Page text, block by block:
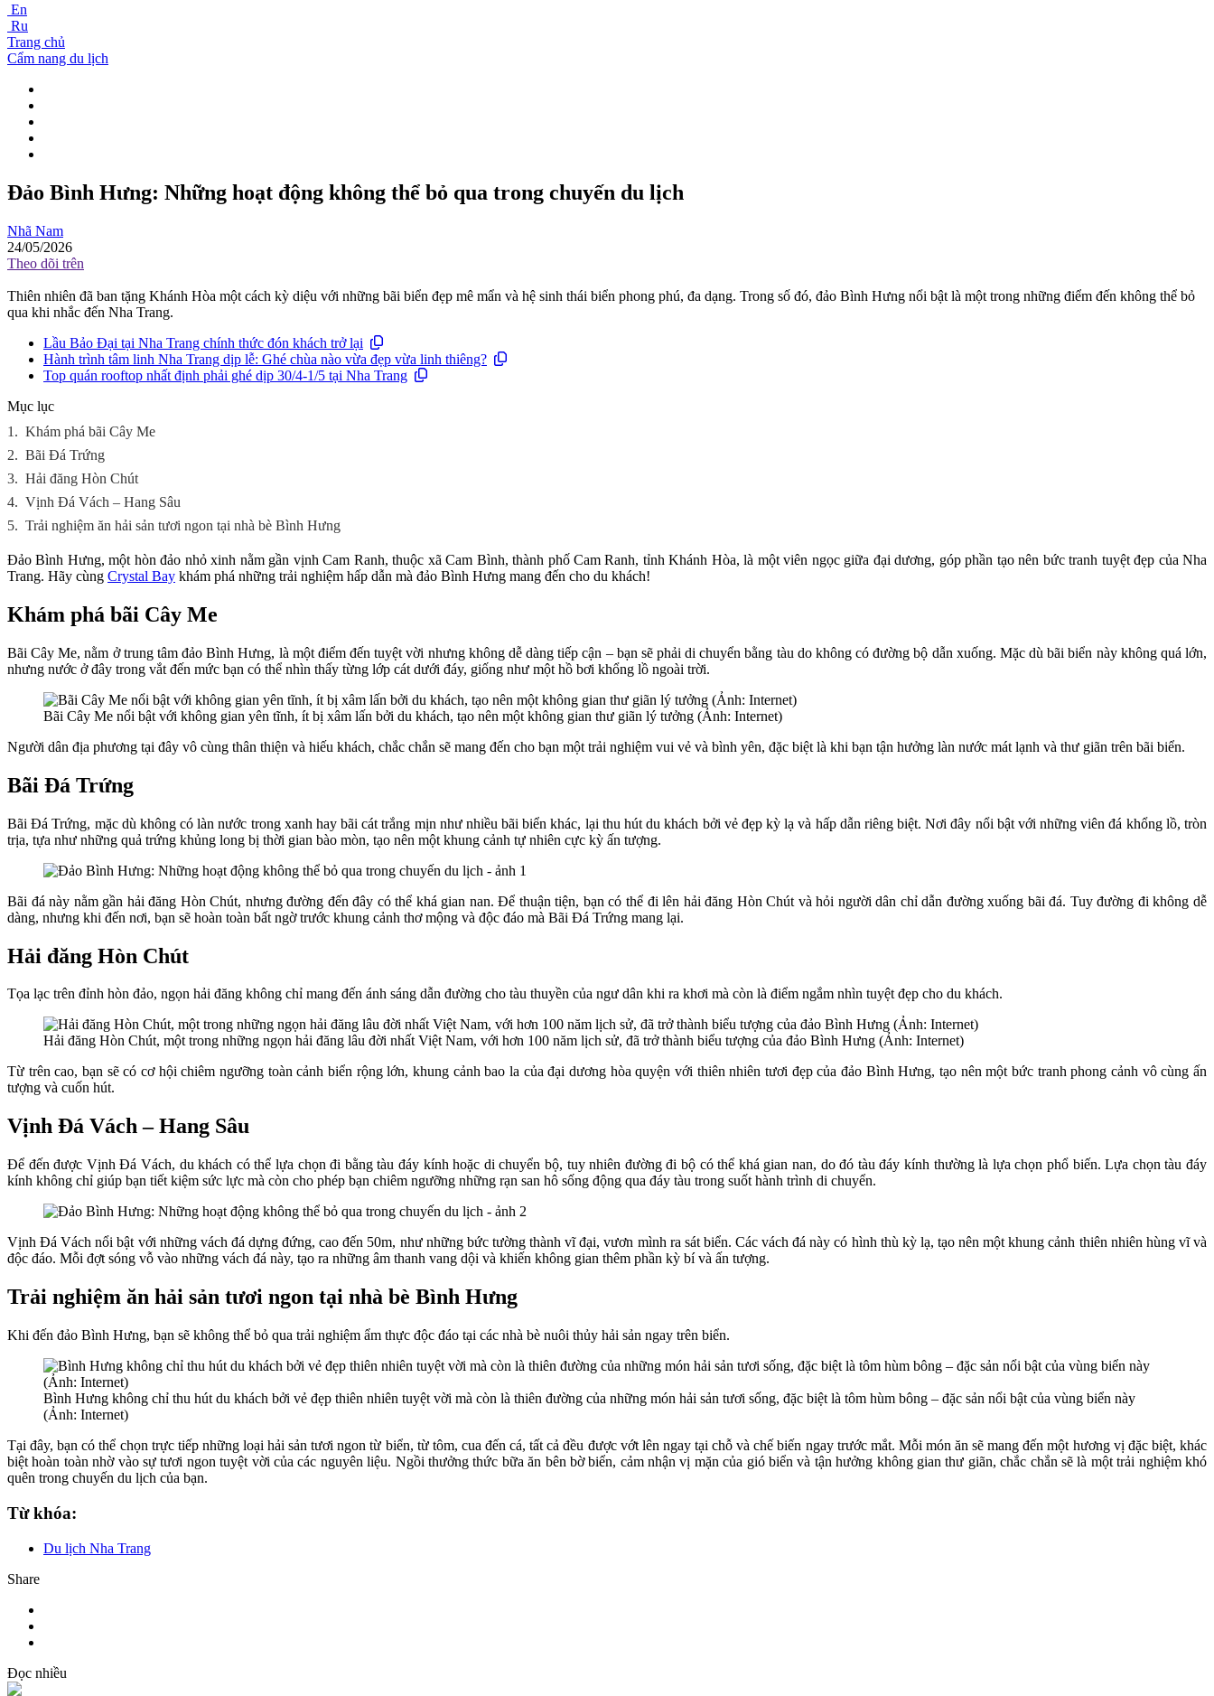
En
Ru
Trang chủ
Cẩm nang du lịch
Đảo Bình Hưng: Những hoạt động không thể bỏ qua trong chuyến du lịch
Nhã Nam
24/05/2026
Theo dõi trên
Thiên nhiên đã ban tặng Khánh Hòa một cách kỳ diệu với những bãi biển đẹp mê mẩn và hệ sinh thái biển phong phú, đa dạng. Trong số đó, đảo Bình Hưng nổi bật là một trong những điểm đến không thể bỏ
qua khi nhắc đến Nha Trang.
Lầu Bảo Đại tại Nha Trang chính thức đón khách trở lại
Hành trình tâm linh Nha Trang dịp lễ: Ghé chùa nào vừa đẹp vừa linh thiêng?
Top quán rooftop nhất định phải ghé dịp 30/4-1/5 tại Nha Trang
Mục lục
1. Khám phá bãi Cây Me
2. Bãi Đá Trứng
3. Hải đăng Hòn Chút
4. Vịnh Đá Vách – Hang Sâu
5. Trải nghiệm ăn hải sản tươi ngon tại nhà bè Bình Hưng
Đảo Bình Hưng, một hòn đảo nhỏ xinh nằm gần vịnh Cam Ranh, thuộc xã Cam Bình, thành phố Cam Ranh, tỉnh Khánh Hòa, là một viên ngọc giữa đại dương, góp phần tạo nên bức tranh tuyệt đẹp của Nha
Trang. Hãy cùng Crystal Bay khám phá những trải nghiệm hấp dẫn mà đảo Bình Hưng mang đến cho du khách!
Khám phá bãi Cây Me
Bãi Cây Me, nằm ở trung tâm đảo Bình Hưng, là một điểm đến tuyệt vời nhưng không dễ dàng tiếp cận – bạn sẽ phải di chuyển bằng tàu do không có đường bộ dẫn xuống. Mặc dù bãi biển này không quá lớn,
nhưng nước ở đây trong vắt đến mức bạn có thể nhìn thấy từng lớp cát dưới đáy, giống như một hồ bơi khổng lồ ngoài trời.
Bãi Cây Me nổi bật với không gian yên tĩnh, ít bị xâm lấn bởi du khách, tạo nên một không gian thư giãn lý tưởng (Ảnh: Internet)
Người dân địa phương tại đây vô cùng thân thiện và hiếu khách, chắc chắn sẽ mang đến cho bạn một trải nghiệm vui vẻ và bình yên, đặc biệt là khi bạn tận hưởng làn nước mát lạnh và thư giãn trên bãi biển.
Bãi Đá Trứng
Bãi Đá Trứng, mặc dù không có làn nước trong xanh hay bãi cát trắng mịn như nhiều bãi biển khác, lại thu hút du khách bởi vẻ đẹp kỳ lạ và hấp dẫn riêng biệt. Nơi đây nổi bật với những viên đá khổng lồ, tròn
trịa, tựa như những quả trứng khủng long bị thời gian bào mòn, tạo nên một khung cảnh tự nhiên cực kỳ ấn tượng.
Bãi đá này nằm gần hải đăng Hòn Chút, nhưng đường đến đây có thể khá gian nan. Để thuận tiện, bạn có thể đi lên hải đăng Hòn Chút và hỏi người dân chỉ dẫn đường xuống bãi đá. Tuy đường đi không dễ
dàng, nhưng khi đến nơi, bạn sẽ hoàn toàn bất ngờ trước khung cảnh thơ mộng và độc đáo mà Bãi Đá Trứng mang lại.
Hải đăng Hòn Chút
Tọa lạc trên đỉnh hòn đảo, ngọn hải đăng không chỉ mang đến ánh sáng dẫn đường cho tàu thuyền của ngư dân khi ra khơi mà còn là điểm ngắm nhìn tuyệt đẹp cho du khách.
Hải đăng Hòn Chút, một trong những ngọn hải đăng lâu đời nhất Việt Nam, với hơn 100 năm lịch sử, đã trở thành biểu tượng của đảo Bình Hưng (Ảnh: Internet)
Từ trên cao, bạn sẽ có cơ hội chiêm ngưỡng toàn cảnh biển rộng lớn, khung cảnh bao la của đại dương hòa quyện với thiên nhiên tươi đẹp của đảo Bình Hưng, tạo nên một bức tranh phong cảnh vô cùng ấn
tượng và cuốn hút.
Vịnh Đá Vách – Hang Sâu
Để đến được Vịnh Đá Vách, du khách có thể lựa chọn đi bằng tàu đáy kính hoặc di chuyển bộ, tuy nhiên đường đi bộ có thể khá gian nan, do đó tàu đáy kính thường là lựa chọn phổ biến. Lựa chọn tàu đáy
kính không chỉ giúp bạn tiết kiệm sức lực mà còn cho phép bạn chiêm ngưỡng những rạn san hô sống động qua đáy tàu trong suốt hành trình di chuyển.
Vịnh Đá Vách nổi bật với những vách đá dựng đứng, cao đến 50m, như những bức tường thành vĩ đại, vươn mình ra sát biển. Các vách đá này có hình thù kỳ lạ, tạo nên một khung cảnh thiên nhiên hùng vĩ và
độc đáo. Mỗi đợt sóng vỗ vào những vách đá này, tạo ra những âm thanh vang dội và khiến không gian thêm phần kỳ bí và ấn tượng.
Trải nghiệm ăn hải sản tươi ngon tại nhà bè Bình Hưng
Khi đến đảo Bình Hưng, bạn sẽ không thể bỏ qua trải nghiệm ẩm thực độc đáo tại các nhà bè nuôi thủy hải sản ngay trên biển.
Bình Hưng không chỉ thu hút du khách bởi vẻ đẹp thiên nhiên tuyệt vời mà còn là thiên đường của những món hải sản tươi sống, đặc biệt là tôm hùm bông – đặc sản nổi bật của vùng biển này
(Ảnh: Internet)
Tại đây, bạn có thể chọn trực tiếp những loại hải sản tươi ngon từ biển, từ tôm, cua đến cá, tất cả đều được vớt lên ngay tại chỗ và chế biến ngay trước mắt. Mỗi món ăn sẽ mang đến một hương vị đặc biệt, khác
biệt hoàn toàn nhờ vào sự tươi ngon tuyệt vời của các nguyên liệu. Ngồi thưởng thức bữa ăn bên bờ biển, cảm nhận vị mặn của gió biển và tận hưởng không gian thư giãn, chắc chắn sẽ là một trải nghiệm khó
quên trong chuyến du lịch của bạn.
Từ khóa:
Du lịch Nha Trang
Share
Đọc nhiều